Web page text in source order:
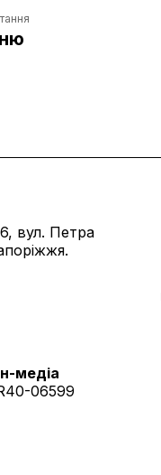
вул. Петра
медіа
06599